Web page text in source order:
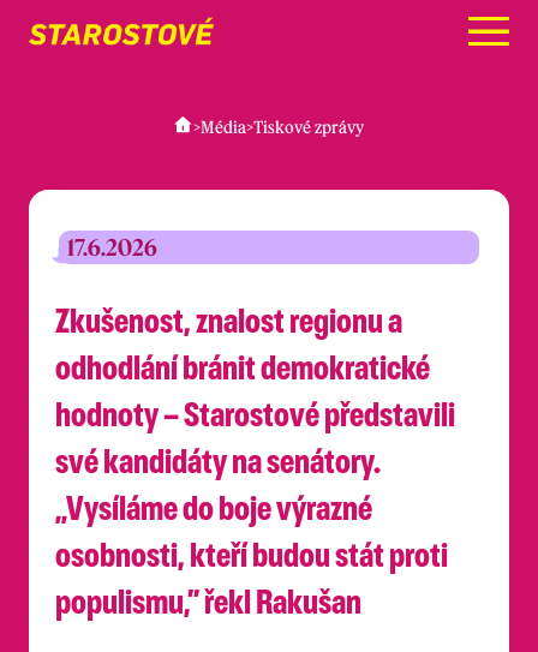
Menu
>Média>Tiskové zprávy
17.6.2026
Zkušenost, znalost regionu a
odhodlání bránit demokratické
hodnoty – Starostové představili
své kandidáty na senátory.
„Vysíláme do boje výrazné
osobnosti, kteří budou stát proti
populismu,” řekl Rakušan